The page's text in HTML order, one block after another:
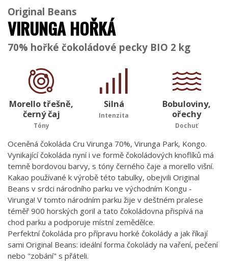
Original Beans
VIRUNGA HOŘKÁ
70% hořké čokoládové pecky BIO 2 kg
Morello třešně,
černý čaj
Tóny
Silná
Intenzita
Bobuloviny,
ořechy
Dochuť
Oceněná čokoláda Cru Virunga 70%, Virunga Park, Kongo.
Vynikající čokoláda nyní i ve formě čokoládových knoflíků má
temně bordovou barvy, s tóny černého čaje a morello višní.
Kakao používané k výrobě této tabulky, obejvili Original
Beans v srdci národního parku ve východním Kongu -
Virunga! V tomto národním parku žije v deštném pralese
téměř 900 horských goril a tato čokoládovna přispívá na
chod parku a podporuje místní zemědělce.
Perfektní čokoláda pro přípravu horké čokolády a jak říkají
sami Original Beans: ideální forma čokolády na vaření, pečení
nebo "zobání" s přáteli.